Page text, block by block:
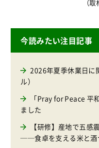
（
今読みたい注目記事
2026年夏季休業日に
ル）
「Pray for Peace 平
ました
【研修】産地で五感
──食卓を支える米と酒